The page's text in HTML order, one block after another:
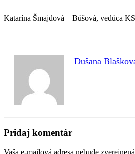
Katarína Šmajdová – Búšová, vedúca
Dušana
späť
hlavnú
Pridaj komentár
Vaša e-mailová adresa nebude